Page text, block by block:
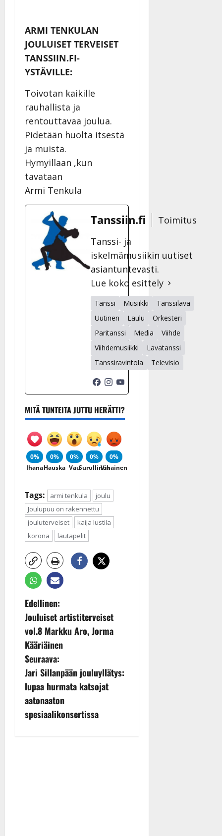
ARMI TENKULAN
JOULUISET TERVEISET
TANSSIIN.FI-
YSTÄVILLE:
Toivotan kaikille
rauhallista ja
rentouttavaa joulua.
Pidetään huolta itsestä
ja muista.
Hymyillaan ,kun
tavataan
Armi Tenkula
Tanssiin.fi
Toimitus
Tanssi- ja
iskelmämusiikin uutiset
asiantuntevasti.
Lue koko esittely
Tanssi Musiikki
Tanssilava
Uutinen
Laulu
Orkesteri
Paritanssi
Media
Viihde
Viihdemusiikki
Lavatanssi
Tanssiravintola
Televisio
MITÄ TUNTEITA JUTTU HERÄTTI?
0%
Ihana
0%
Hauska
0%
Vau
0%
Surullinen
0%
Vihainen
Tags: armi tenkula
joulu
Joulupuu on rakennettu
jouluterveiset
kaija lustila
korona
lautapelit
P
o
s
t
n
a
Edellinen:
Jouluiset artistiterveiset
vol.8 Markku Aro, Jorma
Kääriäinen
Seuraava:
Jari Sillanpään jouluyllätys:
lupaa hurmata katsojat
aatonaaton
spesiaalikonsertissa